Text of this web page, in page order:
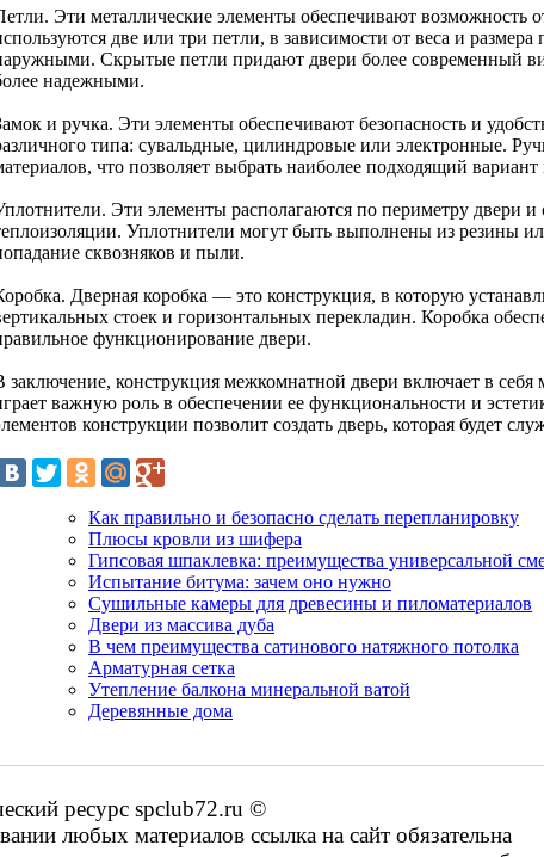
Эти металлические элементы обеспечивают возможность
две или три петли, в зависимости от веса и
Скрытые петли придают двери более современный
надежными.
и ручка. Эти элементы обеспечивают безопасность и
типа: сувальдные, цилиндровые или электронные.
что позволяет выбрать наиболее подходящий вариант
Эти элементы располагаются по периметру двери и
Уплотнители могут быть выполнены из резины
сквозняков и пыли.
Дверная коробка — это конструкция, в которую
стоек и горизонтальных перекладин. Коробка
функционирование двери.
заключение, конструкция межкомнатной двери включает в
важную роль в обеспечении ее функциональности и
конструкции позволит создать дверь, которая будет
Как правильно и безопасно сделать перепланировку
Плюсы кровли из шифера
Гипсовая шпаклевка: преимущества универсальной
Испытание битума: зачем оно нужно
Сушильные камеры для древесины и пиломатериалов
Двери из массива дуба
В чем преимущества сатинового натяжного потолка
Арматурная сетка
Утепление балкона минеральной ватой
Деревянные дома
ресурс spclub72.ru ©
любых материалов ссылка на сайт обязательна